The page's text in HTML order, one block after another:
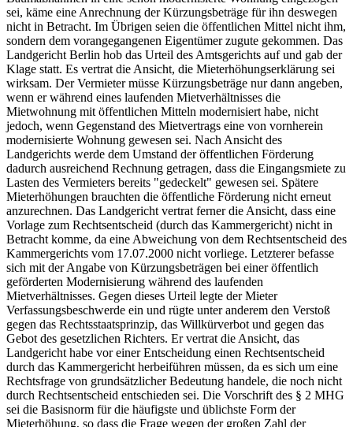
sei, käme eine Anrechnung der Kürzungsbeträge für ihn deswegen
nicht in Betracht. Im Übrigen seien die öffentlichen Mittel nicht ihm,
sondern dem vorangegangenen Eigentümer zugute gekommen. Das
Landgericht Berlin hob das Urteil des Amtsgerichts auf und gab der
Klage statt. Es vertrat die Ansicht, die Mieterhöhungserklärung sei
wirksam. Der Vermieter müsse Kürzungsbeträge nur dann angeben,
wenn er während eines laufenden Mietverhältnisses die
Mietwohnung mit öffentlichen Mitteln modernisiert habe, nicht
jedoch, wenn Gegenstand des Mietvertrags eine von vornherein
modernisierte Wohnung gewesen sei. Nach Ansicht des
Landgerichts werde dem Umstand der öffentlichen Förderung
dadurch ausreichend Rechnung getragen, dass die Eingangsmiete zu
Lasten des Vermieters bereits "gedeckelt" gewesen sei. Spätere
Mieterhöhungen brauchten die öffentliche Förderung nicht erneut
anzurechnen. Das Landgericht vertrat ferner die Ansicht, dass eine
Vorlage zum Rechtsentscheid (durch das Kammergericht) nicht in
Betracht komme, da eine Abweichung von dem Rechtsentscheid des
Kammergerichts vom 17.07.2000 nicht vorliege. Letzterer befasse
sich mit der Angabe von Kürzungsbeträgen bei einer öffentlich
geförderten Modernisierung während des laufenden
Mietverhältnisses. Gegen dieses Urteil legte der Mieter
Verfassungsbeschwerde ein und rügte unter anderem den Verstoß
gegen das Rechtsstaatsprinzip, das Willkürverbot und gegen das
Gebot des gesetzlichen Richters. Er vertrat die Ansicht, das
Landgericht habe vor einer Entscheidung einen Rechtsentscheid
durch das Kammergericht herbeiführen müssen, da es sich um eine
Rechtsfrage von grundsätzlicher Bedeutung handele, die noch nicht
durch Rechtsentscheid entschieden sei. Die Vorschrift des § 2 MHG
sei die Basisnorm für die häufigste und üblichste Form der
Mieterhöhung, so dass die Frage wegen der großen Zahl der